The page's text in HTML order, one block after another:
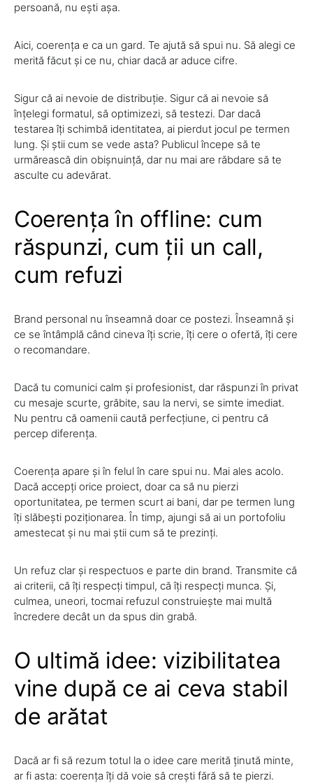
persoană, nu ești așa.
Aici, coerența e ca un gard. Te ajută să spui nu. Să alegi ce
merită făcut și ce nu, chiar dacă ar aduce cifre.
Sigur că ai nevoie de distribuție. Sigur că ai nevoie să
înțelegi formatul, să optimizezi, să testezi. Dar dacă
testarea îți schimbă identitatea, ai pierdut jocul pe termen
lung. Și știi cum se vede asta? Publicul începe să te
urmărească din obișnuință, dar nu mai are răbdare să te
asculte cu adevărat.
Coerența în offline: cum
răspunzi, cum ții un call,
cum refuzi
Brand personal nu înseamnă doar ce postezi. Înseamnă și
ce se întâmplă când cineva îți scrie, îți cere o ofertă, îți cere
o recomandare.
Dacă tu comunici calm și profesionist, dar răspunzi în privat
cu mesaje scurte, grăbite, sau la nervi, se simte imediat.
Nu pentru că oamenii caută perfecțiune, ci pentru că
percep diferența.
Coerența apare și în felul în care spui nu. Mai ales acolo.
Dacă accepți orice proiect, doar ca să nu pierzi
oportunitatea, pe termen scurt ai bani, dar pe termen lung
îți slăbești poziționarea. În timp, ajungi să ai un portofoliu
amestecat și nu mai știi cum să te prezinți.
Un refuz clar și respectuos e parte din brand. Transmite că
ai criterii, că îți respecți timpul, că îți respecți munca. Și,
culmea, uneori, tocmai refuzul construiește mai multă
încredere decât un da spus din grabă.
O ultimă idee: vizibilitatea
vine după ce ai ceva stabil
de arătat
Dacă ar fi să rezum totul la o idee care merită ținută minte,
ar fi asta: coerența îți dă voie să crești fără să te pierzi.